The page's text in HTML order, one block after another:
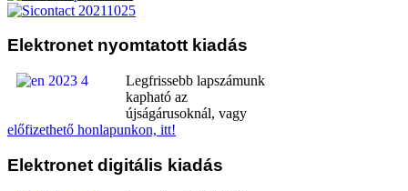
Elektronet nyomtatott kiadás
Legfrissebb lapszámunk
kapható az
újságárusoknál, vagy
előfizethető honlapunkon, itt!
Elektronet digitális kiadás